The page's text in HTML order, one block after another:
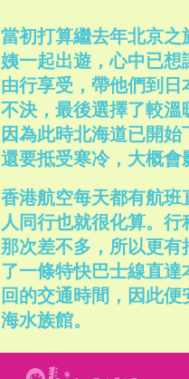
當初打算繼去年北京
姨一起出遊，心中已
由行享受，帶他們到
不決，最後選擇了較
因為此時北海道已開
還要抵受寒冷，大概會
香港航空每天都有航
人同行也就很化算。
那次差不多，所以更
了一條特快巴士線直
回的交通時間，因此
海水族館。